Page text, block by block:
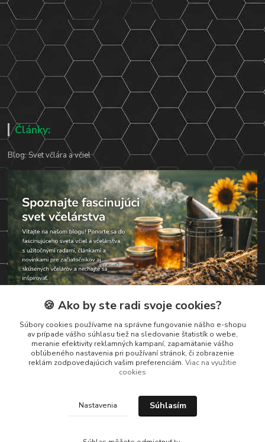
Články:
Blog: Svet včlára a včiel
+421 919 037 687
🍪 Ako by ste radi svoje cookies?
Súbory cookies používame na správne fungovanie nášho e-shopu
av prípade vášho súhlasu tiež na sledovanie štatistík o webe,
meranie efektivity reklamných kampaní, zapamätanie vášho
obľúbeného nastavenia pri používaní stránok, či zobrazenie
reklám zodpovedajúcich vašim preferenciám. Viac na využitie
cookies
Nastavenia Súhlasím